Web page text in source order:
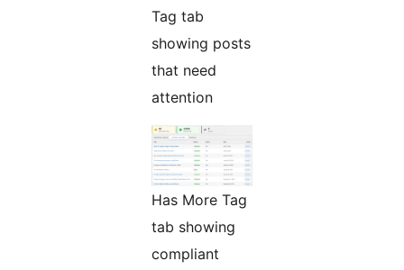
Tag tab
showing posts
that need
attention
Has More Tag
tab showing
compliant